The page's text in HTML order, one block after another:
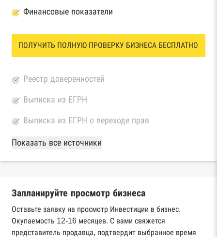
Финансовые показатели
ПОЛУЧИТЬ ПОЛНУЮ ПРОВЕРКУ БИЗНЕСА БЕСПЛАТНО
Реестр доверенностей
Выписка из ЕГРН
Выписка из ЕГРН о переходе прав
База Росстата
Реестры ЕГРЮЛ и ЕГРИП Федеральной
Реестр государственных контрактов
Федерального казначейства
Картотека арбитражных дел Высшего
Показать все источники
Запланируйте просмотр бизнеса
Оставьте заявку на просмотр Инвестиции в бизнес.
Окупаемость 12-16 месяцев. С вами свяжется
представитель продавца, подтвердит выбранное время